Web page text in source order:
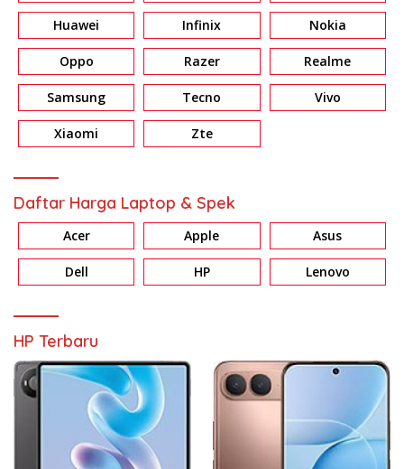
Huawei Infinix Nokia
Oppo Razer Realme
Samsung Tecno Vivo
Xiaomi Zte
Daftar Harga Laptop & Spek
Acer Apple Asus
Dell HP Lenovo
HP Terbaru